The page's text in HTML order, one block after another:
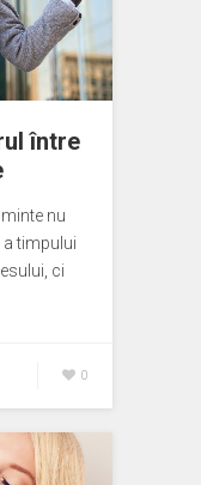
între
nu
timpului
ci
0